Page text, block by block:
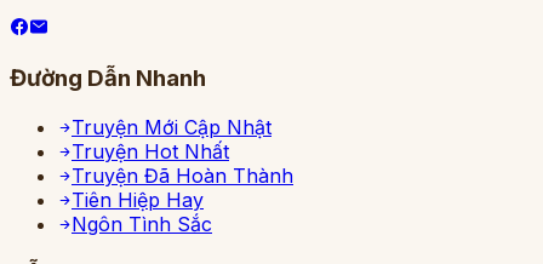
Đường Dẫn Nhanh
Truyện Mới Cập Nhật
Truyện Hot Nhất
Truyện Đã Hoàn Thành
Tiên Hiệp Hay
Ngôn Tình Sắc